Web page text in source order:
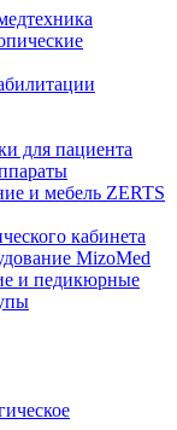
для пациента
и мебель ZERTS
кабинета
MizoMed
и педикюрные